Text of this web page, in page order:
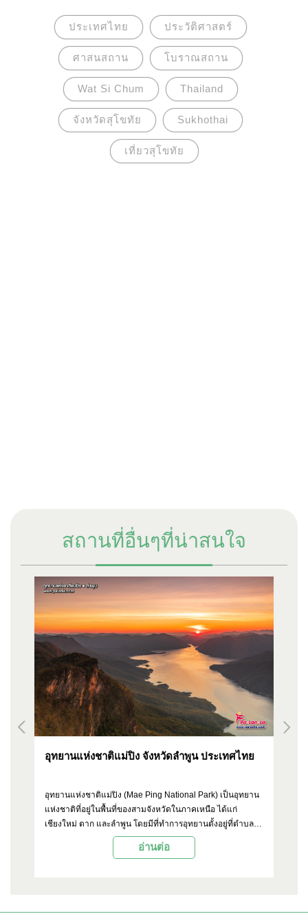
ประเทศไทย ประวัติศาสตร์
ศาสนสถาน โบราณสถาน
Wat Si Chum Thailand
จังหวัดสุโขทัย Sukhothai
เที่ยวสุโขทัย
สถานที่อื่นๆที่น่าสนใจ
อุทยานแห่งชาติแม่ปิง จังหวัดลำพูน ประเทศไทย
อุทยานแห่งชาติแม่ปิง (Mae Ping National Park) เป็นอุทยาน
แห่งชาติที่อยู่ในพื้นที่ของสามจังหวัดในภาคเหนือ ได้แก่
เชียงใหม่ ตาก และลำพูน โดยมีที่ทำการอุทยานตั้งอยู่ที่ตำบล
แม่ลาน อำเภอลี้ จังหวัดลำพูน นอกจากธรรมชาติที่อุดมสมบูรณ์
แล้ว อุทยานแห่งชาติแม่ปิงยังมีทิวทัศน์ที่สวยงาม และแหล่ง
อ่านต่อ